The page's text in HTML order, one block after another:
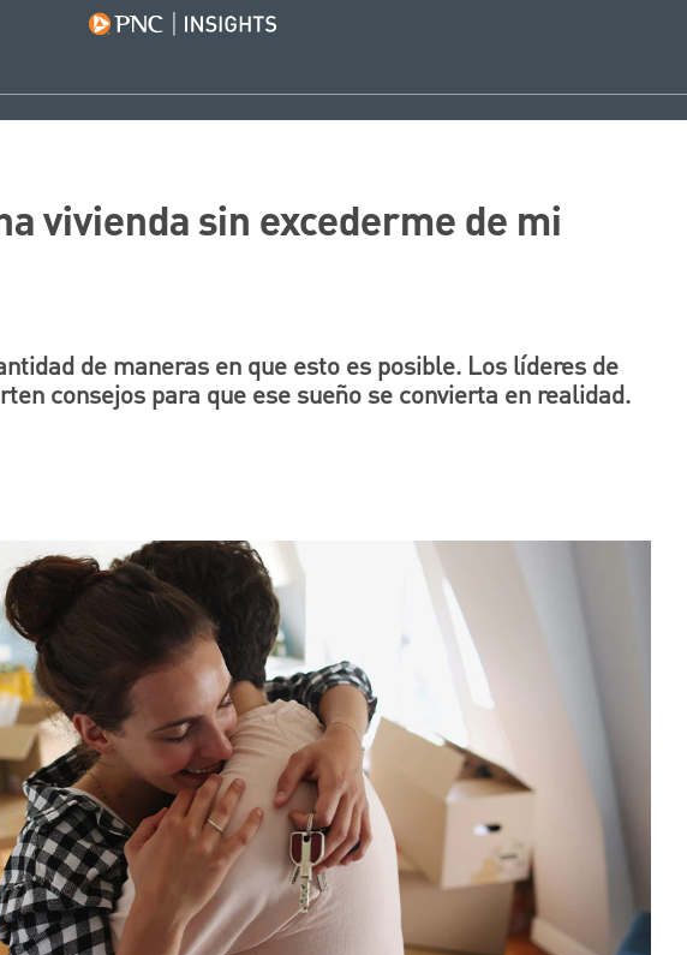
vivienda sin excederme de mi
de maneras en que esto es posible. Los líderes de
consejos para que ese sueño se convierta en realidad.